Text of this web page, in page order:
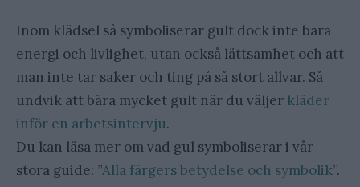
Inom klädsel så symboliserar gult dock inte bara
energi och livlighet, utan också lättsamhet och att
man inte tar saker och ting på så stort allvar. Så
undvik att bära mycket gult när du väljer kläder
inför en arbetsintervju.
Du kan läsa mer om vad gul symboliserar i vår
stora guide: ”Alla färgers betydelse och symbolik”.